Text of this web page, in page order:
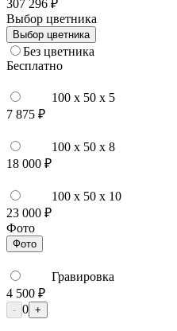
307 296 ₽
Выбор цветника
Выбор цветника
Без цветника
Бесплатно
100 x 50 x 5
7 875 ₽
100 x 50 x 8
18 000 ₽
100 x 50 x 10
23 000 ₽
Фото
Фото
Гравировка
4 500 ₽
- 0 +